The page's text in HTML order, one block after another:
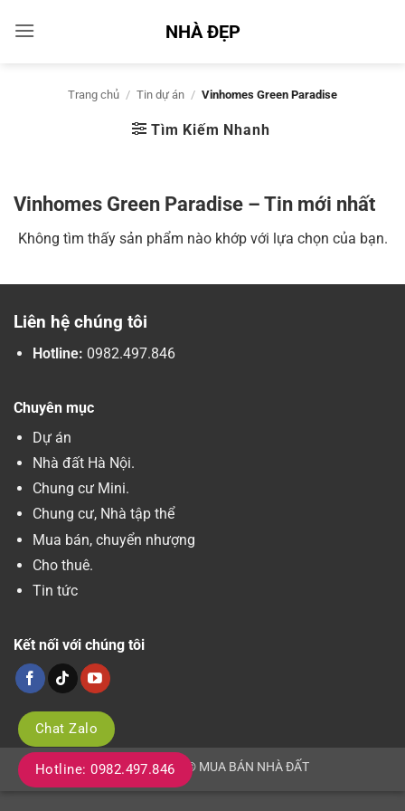
qua
NHÀ ĐẸP
Trang chủ / Tin dự án / Vinhomes Green Paradise
Tìm Kiếm Nhanh
Vinhomes Green Paradise – Tin mới nhất
Không tìm thấy sản phẩm nào khớp với lựa chọn của bạn.
Liên hệ chúng tôi
Hotline: 0982.497.846
Chuyên mục
Dự án
Nhà đất Hà Nội.
Chung cư Mini.
Chung cư, Nhà tập thể
Mua bán, chuyển nhượng
Cho thuê.
Tin tức
Kết nối với chúng tôi
Copyright 2026 © MUA BÁN NHÀ ĐẤT
Chat Zalo
Hotline: 0982.497.846